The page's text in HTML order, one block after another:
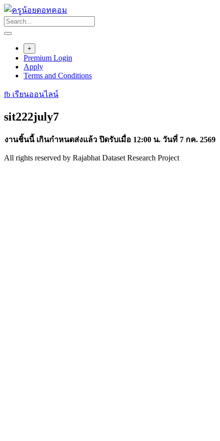
Skip
to
content
+
Premium Login
Apply
Terms and Conditions
fb เรียนออนไลน์
sit222july7
งานชิ้นนี้ เกินกำหนดส่งแล้ว ปิดรับเมื่อ 12:00 น. วันที่ 7 กค. 2569
All rights reserved by Rajabhat Dataset Research Project